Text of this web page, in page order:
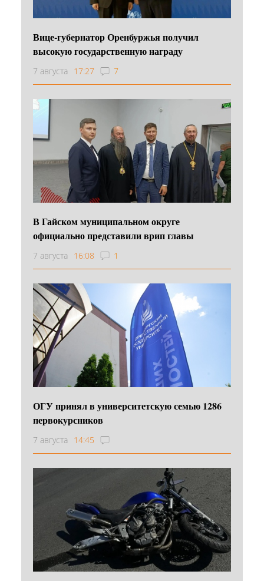
Вице-губернатор Оренбуржья получил
высокую государственную награду
7 августа 17:27 7
В Гайском муниципальном округе
официально представили врип главы
7 августа 16:08 1
ОГУ принял в университетскую семью 1286
первокурсников
7 августа 14:45